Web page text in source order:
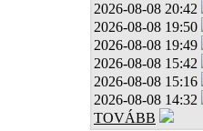
2026-08-08 20:42
2026-08-08 19:50
2026-08-08 19:49
2026-08-08 15:42
2026-08-08 15:16
2026-08-08 14:32
TOVÁBB